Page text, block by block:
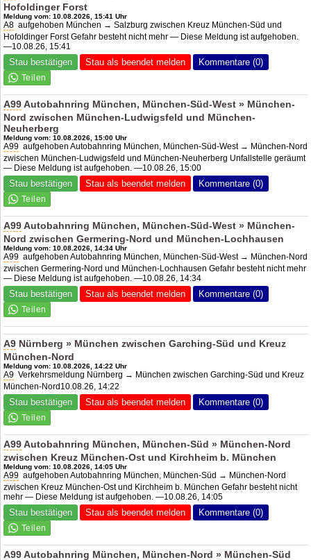
Hofoldinger Forst
Meldung vom: 10.08.2026, 15:41 Uhr
A8 aufgehoben München → Salzburg zwischen Kreuz München-Süd und
Hofoldinger Forst Gefahr besteht nicht mehr — Diese Meldung ist aufgehoben.
—10.08.26, 15:41
Stau bestätigen Stau als beendet melden Kommentare (0)
A99Autobahnring München, München-Süd-West » München-
Nord zwischen München-Ludwigsfeld und München-
Neuherberg
Meldung vom: 10.08.2026, 15:00 Uhr
A99 aufgehoben Autobahnring München, München-Süd-West → München-Nord
zwischen München-Ludwigsfeld und München-Neuherberg Unfallstelle geräumt
— Diese Meldung ist aufgehoben. —10.08.26, 15:00
Stau bestätigen Stau als beendet melden Kommentare (0)
A99Autobahnring München, München-Süd-West » München-
Nord zwischen Germering-Nord und München-Lochhausen
Meldung vom: 10.08.2026, 14:34 Uhr
A99 aufgehoben Autobahnring München, München-Süd-West → München-Nord
zwischen Germering-Nord und München-Lochhausen Gefahr besteht nicht mehr
— Diese Meldung ist aufgehoben. —10.08.26, 14:34
Stau bestätigen Stau als beendet melden Kommentare (0)
A9 Nürnberg » München zwischen Garching-Süd und Kreuz
München-Nord
Meldung vom: 10.08.2026, 14:22 Uhr
A9 Verkehrsmeldung Nürnberg → München zwischen Garching-Süd und Kreuz
München-Nord10.08.26, 14:22
Stau bestätigen Stau als beendet melden Kommentare (0)
A99Autobahnring München, München-Süd » München-Nord
zwischen Kreuz München-Ost und Kirchheim b. München
Meldung vom: 10.08.2026, 14:05 Uhr
A99 aufgehoben Autobahnring München, München-Süd → München-Nord
zwischen Kreuz München-Ost und Kirchheim b. München Gefahr besteht nicht
mehr — Diese Meldung ist aufgehoben. —10.08.26, 14:05
Stau bestätigen Stau als beendet melden Kommentare (0)
A99Autobahnring München, München-Nord » München-Süd